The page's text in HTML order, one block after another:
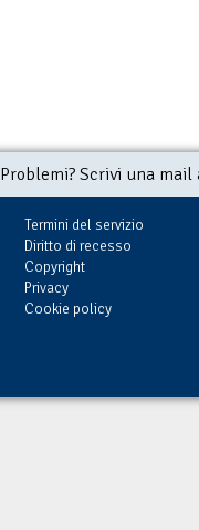
Problemi? Scrivi una
Termini del servizio
Diritto di recesso
Copyright
Privacy
Cookie policy